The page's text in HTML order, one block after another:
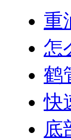
重
怎
鹤
快
底